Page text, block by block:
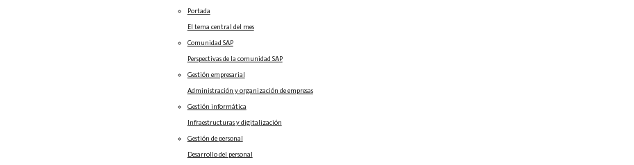
Portada
El tema central del mes
Comunidad SAP
Perspectivas de la comunidad SAP
Gestión empresarial
Administración y organización de empresas
Gestión informática
Infraestructuras y digitalización
Gestión de personal
Desarrollo del personal